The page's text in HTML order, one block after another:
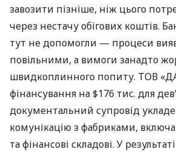
завозити пізніше, ніж цього
через нестачу обігових коштів.
тут не допомогли — процеси
повільними, а вимоги занадто
швидкоплинного попиту. ТОВ
фінансування на $176 тис. для
документальний супровід
комунікацію з фабриками,
та фінансові складові. У